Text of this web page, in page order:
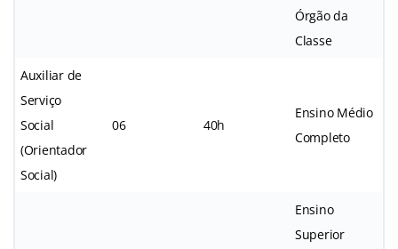
Órgão da
Classe
Auxiliar de
Serviço
Social
(Orientador
Social)
06 40h
Ensino Médio
Completo
Ensino
Superior